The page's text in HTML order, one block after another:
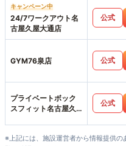
キャンペーン中
24/7ワークアウト名
古屋久屋大通店
公式
GYM76泉店 公式
プライベートボック
スフィット名古屋久
公式
※上記には、施設運営者から情報提供